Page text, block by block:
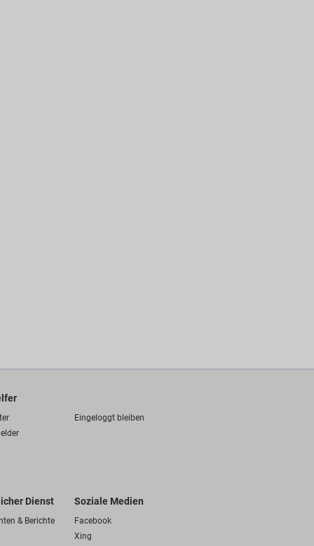
Eingeloggt bleiben
Dienst
& Berichte
Soziale Medien
Facebook
Xing